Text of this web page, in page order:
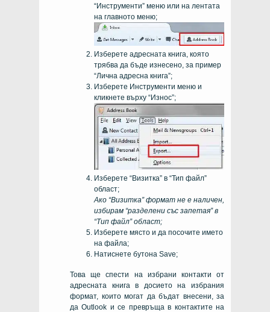
“Инструменти” меню или на лентата
на главното меню;
Изберете адресната книга, която
трябва да бъде изнесено, за пример
“Лична адресна книга”;
Изберете Инструменти меню и
кликнете върху “Износ”;
Изберете “Визитка” в “Тип файл”
област;
Ако “Визитка” формат не е наличен,
избирам “разделени със запетая” в
“Тип файл” област;
Изберете място и да посочите името
на файла;
Натиснете бутона Save;
Това ще спести на избрани контакти от
адресната книга в досието на избрания
формат, които могат да бъдат внесени, за
да Outlook и се превръща в контактите на